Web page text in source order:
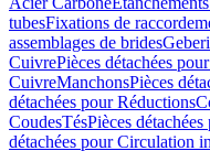
tubesFixations de
assemblages de brides
CuivrePièces détachées
CuivreManchonsPièces
détachées pour Réductions
CoudesTésPièces
détachées pour Circulation